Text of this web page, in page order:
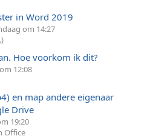
in Word 2019
om 14:27
Hoe voorkom ik dit?
12:08
en map andere eigenaar
Drive
19:20
Office